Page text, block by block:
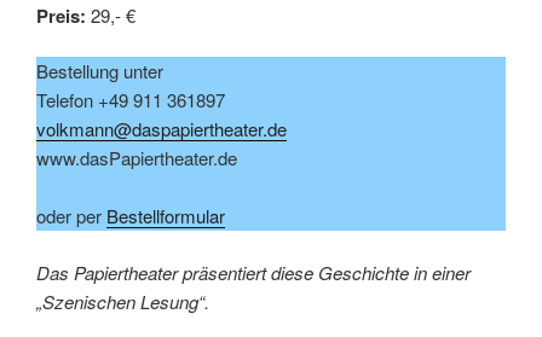
Preis: 29,- €
Bestellung unter
Telefon +49 911 361897
volkmann@daspapiertheater.de
www.dasPapiertheater.de
oder per Bestellformular
Das Papiertheater präsentiert diese Geschichte in einer
„Szenischen Lesung“.